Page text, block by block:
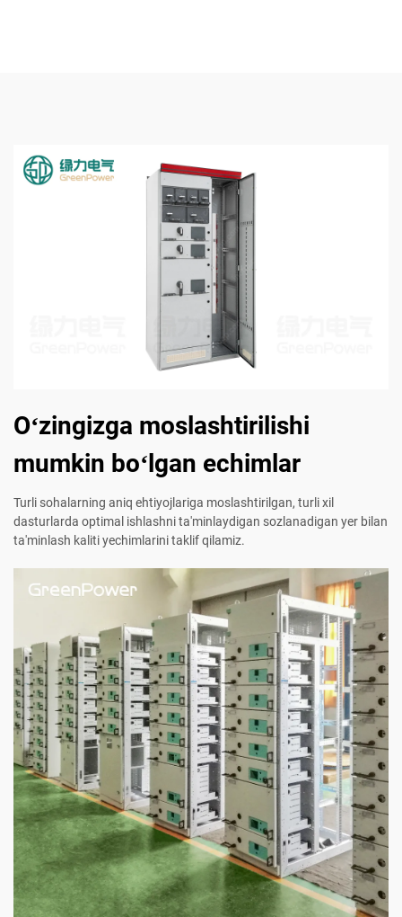
Oʻzingizga moslashtirilishi
mumkin boʻlgan echimlar
Turli sohalarning aniq ehtiyojlariga moslashtirilgan, turli xil
dasturlarda optimal ishlashni ta'minlaydigan sozlanadigan yer bilan
ta'minlash kaliti yechimlarini taklif qilamiz.